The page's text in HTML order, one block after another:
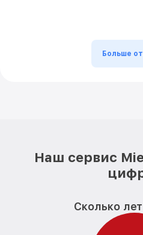
Больше
Наш сервис
Сколько